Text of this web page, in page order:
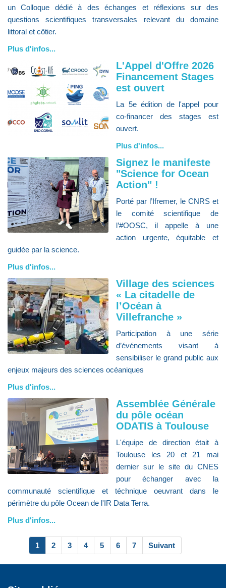
un Colloque dédié à des échanges et réflexions sur des
questions scientifiques transversales relevant du domaine
littoral et côtier.
Plus d'infos...
L'Appel d'Offre 2026
Financement Stages
est ouvert
La 5e édition de l'appel pour
co-financer des stages est
ouvert.
Plus d'infos...
Signez le manifeste
"Science for Ocean
Action" !
Porté par l’Ifremer, le CNRS et
le comité scientifique de
l’#OOSC, il appelle à une
action urgente, équitable et
guidée par la science.
Plus d'infos...
Village des sciences
« La citadelle de
l’Océan à
Villefranche »
Participation à une série
d’événements visant à
sensibiliser le grand public aux
enjeux majeurs des sciences océaniques
Plus d'infos...
Assemblée Générale
du pôle océan
ODATIS à Toulouse
L'équipe de direction était à
Toulouse les 20 et 21 mai
dernier sur le site du CNES
pour échanger avec la
communauté scientifique et téchnique oeuvrant dans le
périmètre du pôle Ocean de l'IR Data Terra.
Plus d'infos...
1 2 3 4 5 6 7 Suivant